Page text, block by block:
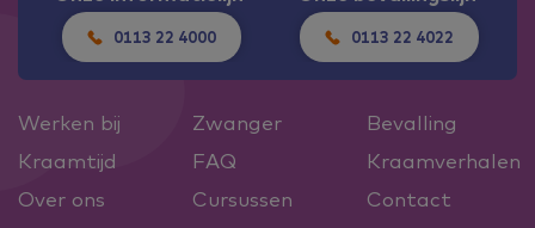
0113 22 4000 0113 22 4022
Werken bij Zwanger
Bevalling
Kraamtijd
FAQ
Kraamverhalen
Over ons
Cursussen Contact